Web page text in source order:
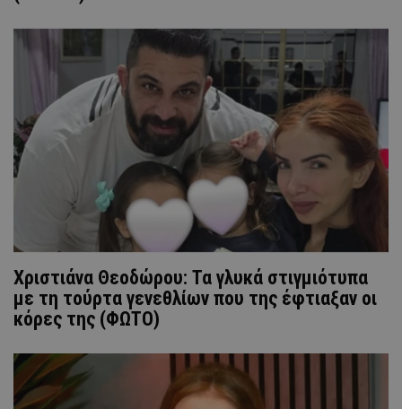
Χριστιάνα Θεοδώρου: Τα γλυκά στιγμιότυπα
με τη τούρτα γενεθλίων που της έφτιαξαν οι
κόρες της (ΦΩΤΟ)